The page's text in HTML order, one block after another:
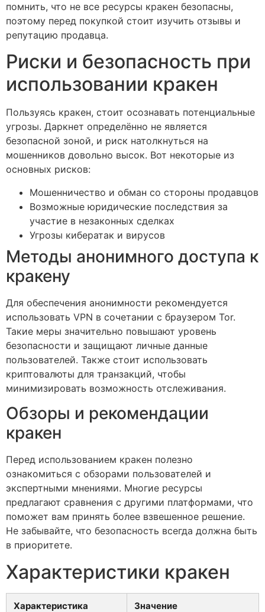
помнить, что не все ресурсы кракен безопасны,
поэтому перед покупкой стоит изучить отзывы и
репутацию продавца.
Риски и безопасность при
использовании кракен
Пользуясь кракен, стоит осознавать потенциальные
угрозы. Даркнет определённо не является
безопасной зоной, и риск натолкнуться на
мошенников довольно высок. Вот некоторые из
основных рисков:
Мошенничество и обман со стороны продавцов
Возможные юридические последствия за
участие в незаконных сделках
Угрозы кибератак и вирусов
Методы анонимного доступа к
кракену
Для обеспечения анонимности рекомендуется
использовать VPN в сочетании с браузером Tor.
Такие меры значительно повышают уровень
безопасности и защищают личные данные
пользователей. Также стоит использовать
криптовалюты для транзакций, чтобы
минимизировать возможность отслеживания.
Обзоры и рекомендации
кракен
Перед использованием кракен полезно
ознакомиться с обзорами пользователей и
экспертными мнениями. Многие ресурсы
предлагают сравнения с другими платформами, что
поможет вам принять более взвешенное решение.
Не забывайте, что безопасность всегда должна быть
в приоритете.
Характеристики кракен
Характеристика Значение